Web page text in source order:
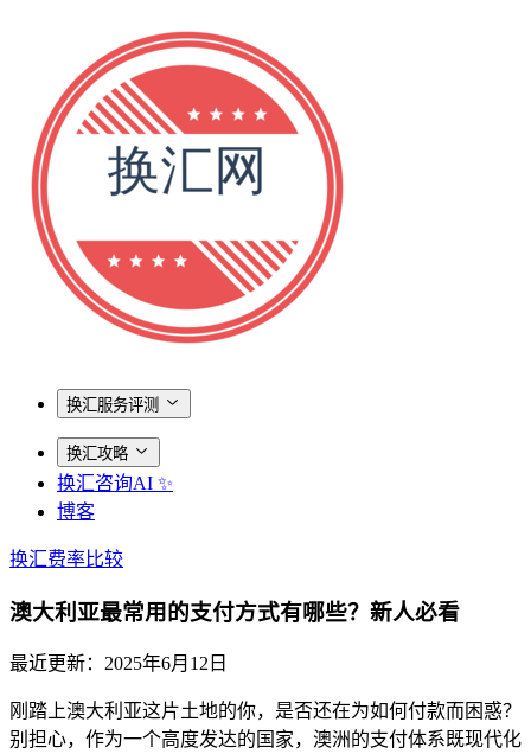
换汇服务评测
换汇攻略
换汇咨询AI ✨
博客
换汇费率比较
澳大利亚最常用的支付方式有哪些？新人必看
最近更新： 2025年6月12日
刚踏上澳大利亚这片土地的你，是否还在为如何付款而困惑？
别担心，作为一个高度发达的国家，澳洲的支付体系既现代化